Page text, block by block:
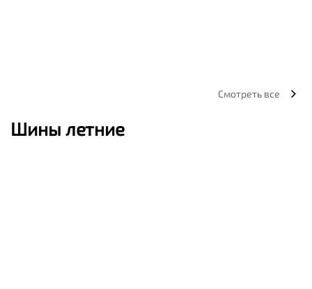
Смотреть все
Шины летние